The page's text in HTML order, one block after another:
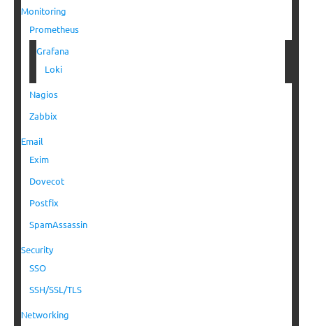
Monitoring
Prometheus
Grafana
Loki
Nagios
Zabbix
Email
Exim
Dovecot
Postfix
SpamAssassin
Security
SSO
SSH/SSL/TLS
Networking